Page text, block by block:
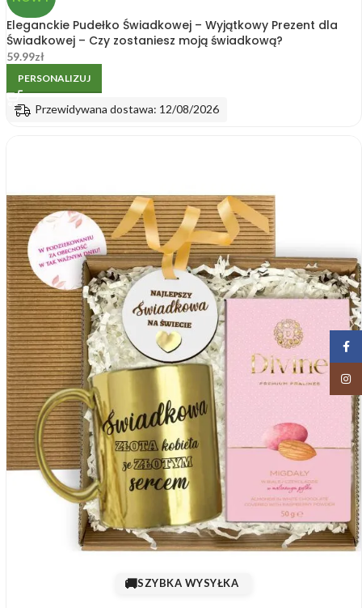
Eleganckie Pudełko Świadkowej – Wyjątkowy Prezent dla
Świadkowej – Czy zostaniesz moją świadkową?
59.99zł
PERSONALIZUJ
Przewidywana dostawa: 12/08/2026
🚚SZYBKA WYSYŁKA